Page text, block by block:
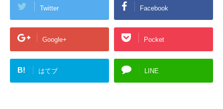
Twitter Facebook
Google+ Pocket
B! はてブ LINE